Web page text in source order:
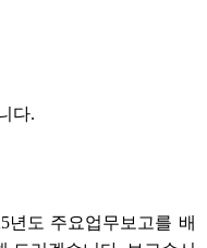
다.
년도 주요업무보고를 배